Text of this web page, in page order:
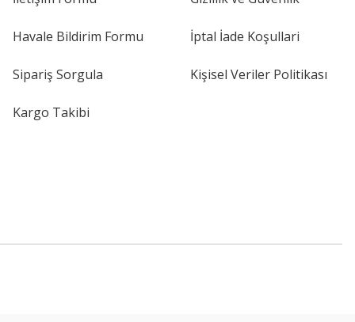
Havale Bildirim Formu
Sipariş Sorgula
Kargo Takibi
İptal İade Koşullari
Kişisel Veriler Politikası